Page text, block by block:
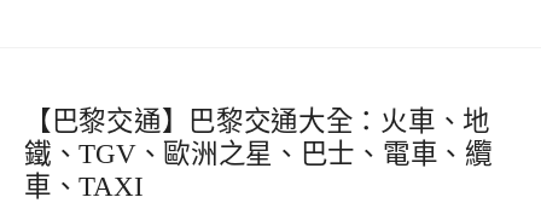
【巴黎交通】巴黎交通大全：火車、地
鐵、TGV、歐洲之星、巴士、電車、纜
車、TAXI